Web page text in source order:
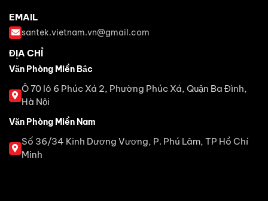
EMAIL
santek.vietnam.vn@gmail.com
ĐỊA CHỈ
Văn Phòng Miền Bắc
Ô 70 lô 6 Phúc Xá 2, Phường Phúc Xá, Quận Ba Đình,
Hà Nội
Văn Phòng Miền Nam
Số 36/34 Kinh Dương Vương, P. Phú Lâm, TP Hồ Chí
Minh